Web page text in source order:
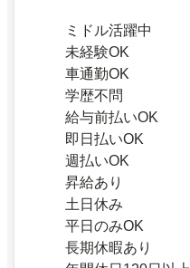
ミドル活躍中
未経験OK
車通勤OK
学歴不問
給与前払いOK
即日払いOK
週払いOK
昇給あり
土日休み
平日のみOK
長期休暇あり